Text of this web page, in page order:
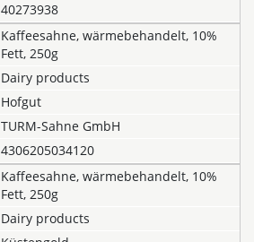
40273938
Kaffeesahne, wärmebehandelt, 10%
Fett, 250g
Dairy products
Hofgut
TURM-Sahne GmbH
4306205034120
Kaffeesahne, wärmebehandelt, 10%
Fett, 250g
Dairy products